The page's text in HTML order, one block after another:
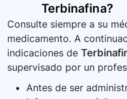
Terbinafina?
Consulte siempre a su
medicamento. A
indicaciones de
supervisado por un
Antes de ser